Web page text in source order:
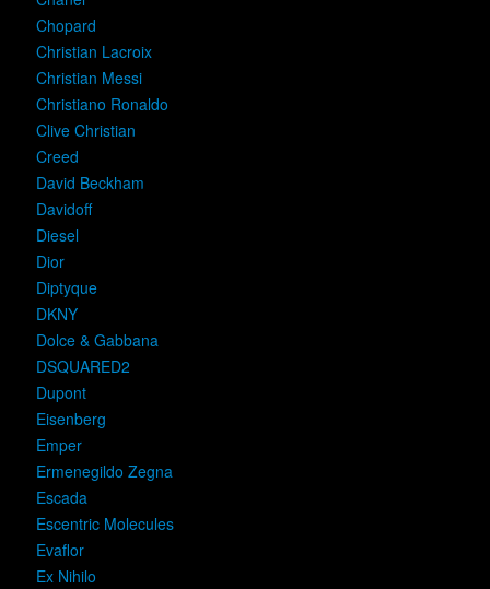
Chopard
Christian Lacroix
Christian Messi
Christiano Ronaldo
Clive Christian
Creed
David Beckham
Davidoff
Diesel
Dior
Diptyque
DKNY
Dolce & Gabbana
DSQUARED2
Dupont
Eisenberg
Emper
Ermenegildo Zegna
Escada
Escentric Molecules
Evaflor
Ex Nihilo